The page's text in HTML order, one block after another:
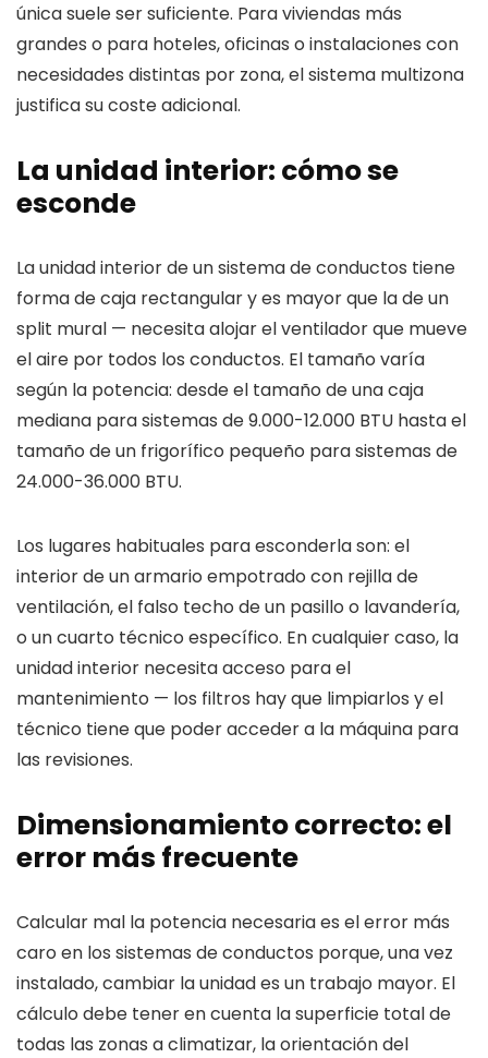
única suele ser suficiente. Para viviendas más
grandes o para hoteles, oficinas o instalaciones con
necesidades distintas por zona, el sistema multizona
justifica su coste adicional.
La unidad interior: cómo se
esconde
La unidad interior de un sistema de conductos tiene
forma de caja rectangular y es mayor que la de un
split mural — necesita alojar el ventilador que mueve
el aire por todos los conductos. El tamaño varía
según la potencia: desde el tamaño de una caja
mediana para sistemas de 9.000-12.000 BTU hasta el
tamaño de un frigorífico pequeño para sistemas de
24.000-36.000 BTU.
Los lugares habituales para esconderla son: el
interior de un armario empotrado con rejilla de
ventilación, el falso techo de un pasillo o lavandería,
o un cuarto técnico específico. En cualquier caso, la
unidad interior necesita acceso para el
mantenimiento — los filtros hay que limpiarlos y el
técnico tiene que poder acceder a la máquina para
las revisiones.
Dimensionamiento correcto: el
error más frecuente
Calcular mal la potencia necesaria es el error más
caro en los sistemas de conductos porque, una vez
instalado, cambiar la unidad es un trabajo mayor. El
cálculo debe tener en cuenta la superficie total de
todas las zonas a climatizar, la orientación del